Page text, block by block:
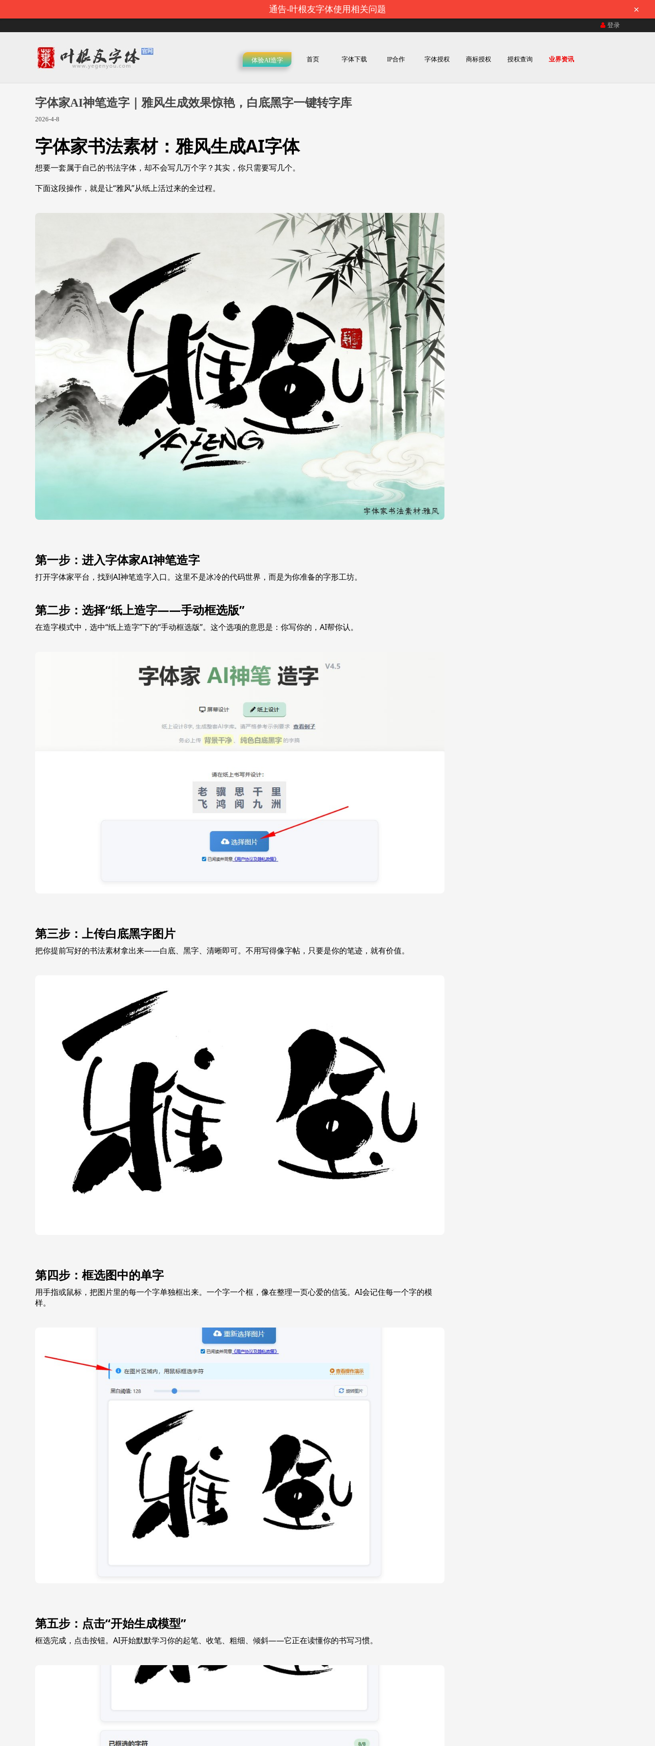
通告-叶根友字体使用相关问题 ×
登录
体验AI造字 首页 字体下载 IP合作 字体授权 商标授权 授权查询 业界资讯
字体家AI神笔造字｜雅风生成效果惊艳，白底黑字一键转字库
2026-4-8
字体家书法素材：雅风生成AI字体
想要一套属于自己的书法字体，却不会写几万个字？其实，你只需要写几个。
下面这段操作，就是让“雅风”从纸上活过来的全过程。
第一步：进入字体家AI神笔造字
打开字体家平台，找到AI神笔造字入口。这里不是冰冷的代码世界，而是为你准备的字形工坊。
第二步：选择“纸上造字——手动框选版”
在造字模式中，选中“纸上造字”下的“手动框选版”。这个选项的意思是：你写你的，AI帮你认。
第三步：上传白底黑字图片
把你提前写好的书法素材拿出来——白底、黑字、清晰即可。不用写得像字帖，只要是你的笔迹，就有价值。
第四步：框选图中的单字
用手指或鼠标，把图片里的每一个字单独框出来。一个字一个框，像在整理一页心爱的信笺。AI会记住每一个字的模
样。
第五步：点击“开始生成模型”
框选完成，点击按钮。AI开始默默学习你的起笔、收笔、粗细、倾斜——它正在读懂你的书写习惯。